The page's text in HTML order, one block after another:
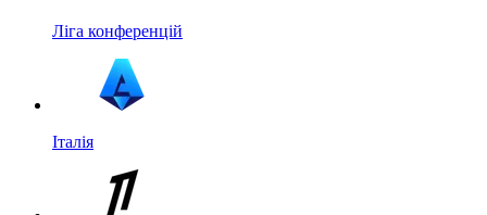
Ліга конференцій
Італія